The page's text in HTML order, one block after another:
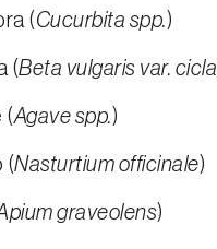
(Cucurbita spp.)
(Beta vulgaris var. cicla
(Agave spp.)
(Nasturtium officinale)
graveolens)